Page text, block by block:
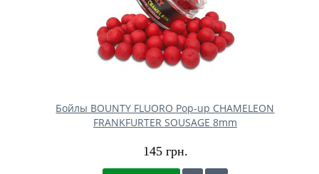
Бойлы BOUNTY FLUORO Pop-up CHAMELEON
FRANKFURTER SOUSAGE 8mm
145 грн.